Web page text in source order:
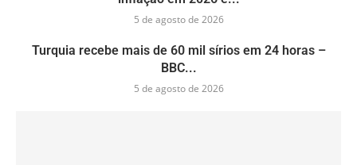
5 de agosto de 2026
Turquia recebe mais de 60 mil sírios em 24 horas –
BBC...
5 de agosto de 2026